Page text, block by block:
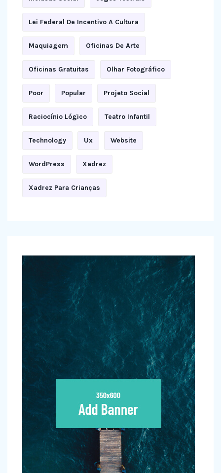
Lei Federal De Incentivo A Cultura
Maquiagem Oficinas De Arte
Oficinas Gratuitas Olhar Fotográfico
Poor Popular Projeto Social
Raciocínio Lógico Teatro Infantil
Technology Ux Website
WordPress Xadrez
Xadrez Para Crianças